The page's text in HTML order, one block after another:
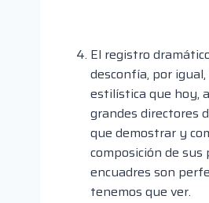
El registro
desconfía, por
estilística que hoy,
grandes directores
que demostrar y
composición de
encuadres son
tenemos que ver.